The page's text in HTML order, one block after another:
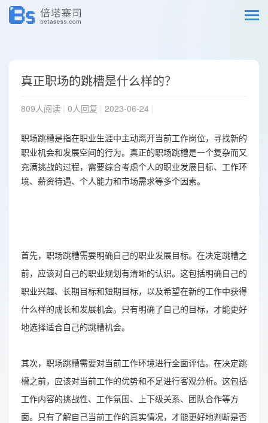
真正职场的跳槽是什么样的？
809人阅读 0人回复 2023-06-24
职场跳槽是指在职业生涯中主动离开当前工作岗位，寻找新的
职业机会和发展空间的行为。真正的职场跳槽是一个复杂而又
充满挑战的过程，需要综合考虑个人的职业发展目标、工作环
境、薪资待遇、个人能力和市场需求等多个因素。
首先，职场跳槽需要明确自己的职业发展目标。在决定跳槽之
前，应该对自己的职业规划有清晰的认识。这包括明确自己的
职业兴趣、长期目标和短期目标，以及希望在新的工作中获得
什么样的成长和发展机会。只有明确了自己的目标，才能更好
地选择适合自己的跳槽机会。
其次，职场跳槽需要对当前工作环境进行全面评估。在决定跳
槽之前，应该对当前工作的优势和不足进行客观分析。这包括
工作内容的挑战性、工作氛围、上下级关系、团队合作等方
面。只有了解自己当前工作的真实情况，才能更好地判断是否